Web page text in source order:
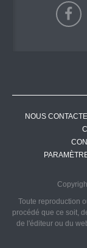
NOUS
Toute reproduction
procédé que ce soit,
de l'éditeur ou du